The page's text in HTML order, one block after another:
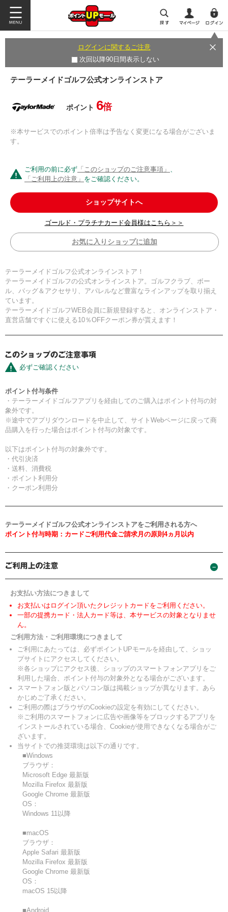
ログインに関するご注意
次回以降90日間表示しない
テーラーメイドゴルフ公式オンラインストア
ポイント 6倍
※本サービスでのポイント倍率は予告なく変更になる場合がございま
す。
ご利用の前に必ず 「このショップのご注意事項」 、
「ご利用上の注意」 をご確認ください。
ショップサイトへ
ゴールド・プラチナカード会員様はこちら＞＞
お気に入りショップに追加
テーラーメイドゴルフ公式オンラインストア！
テーラーメイドゴルフの公式オンラインストア。ゴルフクラブ、ボー
ル、バッグ＆アクセサリ、アパレルなど豊富なラインアップを取り揃え
ています。
テーラーメイドゴルフWEB会員に新規登録すると、オンラインストア・
直営店舗ですぐに使える10％OFFクーポン券が貰えます！
必ずご確認ください
ポイント付与条件
・テーラーメイドゴルフアプリを経由してのご購入はポイント付与の対
象外です。
※途中でアプリダウンロードを中止して、サイトWebページに戻って商
品購入を行った場合はポイント付与の対象です。
以下はポイント付与の対象外です。
・代引決済
・送料、消費税
・ポイント利用分
・クーポン利用分
テーラーメイドゴルフ公式オンラインストアをご利用される方へ
ポイント付与時期：カードご利用代金ご請求月の原則4ヵ月以内
お支払い方法につきまして
お支払いはログイン頂いたクレジットカードをご利用ください。
一部の提携カード・法人カード等は、本サービスの対象となりませ
ん。
ご利用方法・ご利用環境につきまして
ご利用にあたっては、必ずポイントUPモールを経由して、ショッ
プサイトにアクセスしてください。
※各ショップにアクセス後、ショップのスマートフォンアプリをご
利用した場合、ポイント付与の対象外となる場合がございます。
スマートフォン版とパソコン版は掲載ショップが異なります。あら
かじめご了承ください。
ご利用の際はブラウザのCookieの設定を有効にしてください。
※ご利用のスマートフォンに広告や画像等をブロックするアプリを
インストールされている場合、Cookieが使用できなくなる場合がご
ざいます。
当サイトでの推奨環境は以下の通りです。
■Windows
ブラウザ：
Microsoft Edge 最新版
Mozilla Firefox 最新版
Google Chrome 最新版
OS：
Windows 11以降
■macOS
ブラウザ：
Apple Safari 最新版
Mozilla Firefox 最新版
Google Chrome 最新版
OS：
macOS 15以降
■Android